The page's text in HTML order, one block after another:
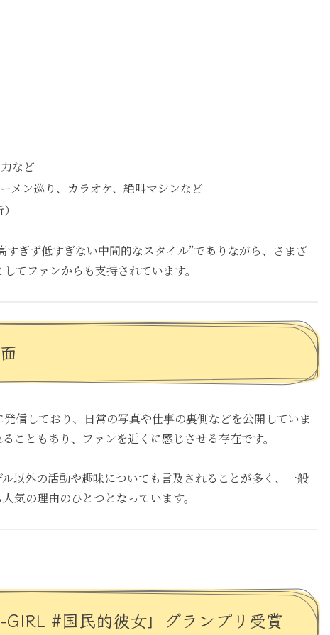
など
メン巡り、カラオケ、絶叫マシンなど
すぎず低すぎない中間的なスタイル”でありながら、さまざ
てファンからも支持されています。
信しており、日常の写真や仕事の裏側などを公開していま
こともあり、ファンを近くに感じさせる存在です。
以外の活動や趣味についても言及されることが多く、一般
気の理由のひとつとなっています。
#国民的彼女」グランプリ受賞